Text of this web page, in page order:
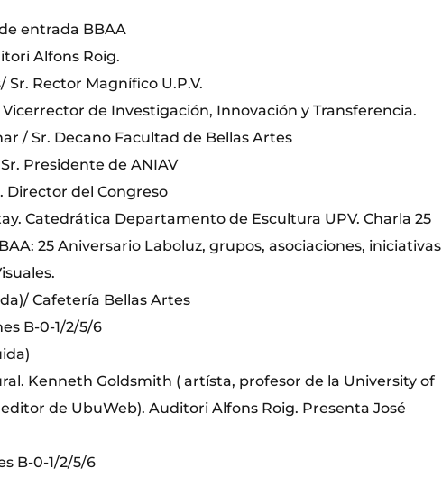
entrada BBAA
Alfons Roig.
Sr. Rector Magnífico U.P.V.
Vicerrector de Investigación, Innovación y Transferencia.
/ Sr. Decano Facultad de Bellas Artes
Presidente de ANIAV
Director del Congreso
Catedrática Departamento de Escultura UPV. Charla 25
25 Aniversario Laboluz, grupos, asociaciones, iniciativas
Cafetería Bellas Artes
B-0-1/2/5/6
Kenneth Goldsmith ( artísta, profesor de la University of
de UbuWeb). Auditori Alfons Roig. Presenta José
B-0-1/2/5/6